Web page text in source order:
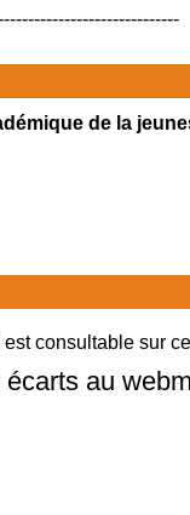
de la
consultable sur
au